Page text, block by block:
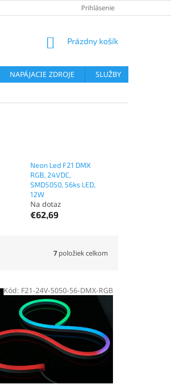
VRÁTENIE TOVARU
Prihlásenie
NÁKUPNÝ
Prázdny košík
NAPÁJACIE ZDROJE SLUŽBY
Neon Led F21 DMX
RGB, 24VDC,
SMD5050, 56ks LED,
12W
Na dotaz
€62,69
7 položiek celkom
Kód: F21-24V-5050-56-DMX-RGB